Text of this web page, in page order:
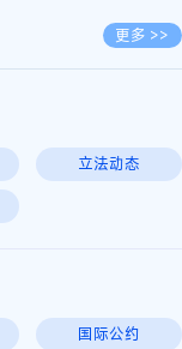
更多 >>
立法动态
国际公约